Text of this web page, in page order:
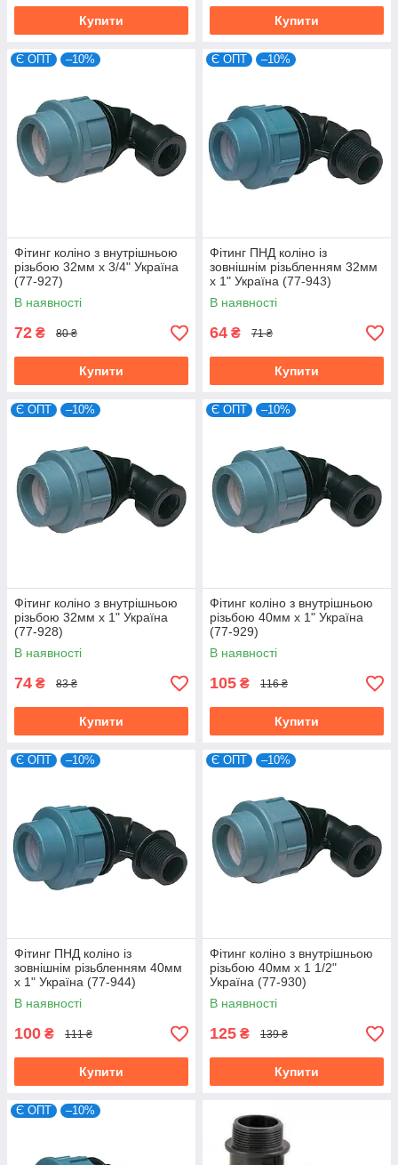
Купити Купити
Є ОПТ –10%
Фітинг коліно з внутрішньою
різьбою 32мм х 3/4" Україна
(77-927)
В наявності
72 ₴ 80 ₴
Купити
Є ОПТ –10%
Фітинг ПНД коліно із
зовнішнім різьбленням 32мм
х 1" Україна (77-943)
В наявності
64 ₴ 71 ₴
Купити
Є ОПТ –10%
Фітинг коліно з внутрішньою
різьбою 32мм х 1" Україна
(77-928)
В наявності
74 ₴ 83 ₴
Купити
Є ОПТ –10%
Фітинг коліно з внутрішньою
різьбою 40мм х 1" Україна
(77-929)
В наявності
105 ₴ 116 ₴
Купити
Є ОПТ –10%
Фітинг ПНД коліно із
зовнішнім різьбленням 40мм
х 1" Україна (77-944)
В наявності
100 ₴ 111 ₴
Купити
Є ОПТ –10%
Фітинг коліно з внутрішньою
різьбою 40мм х 1 1/2"
Україна (77-930)
В наявності
125 ₴ 139 ₴
Купити
Є ОПТ –10%